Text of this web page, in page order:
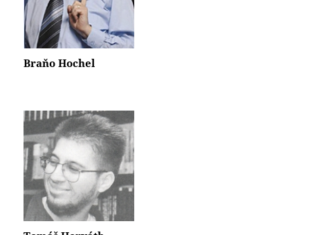
Braňo Hochel